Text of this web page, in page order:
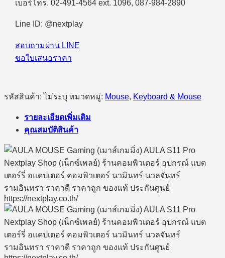
เบอร์โทร. 02-491-4564 ext. 1096, 087-984-2890
Line ID: @nextplay
สอบถามผ่าน LINE
ขอใบเสนอราคา
รหัสสินค้า:ไม่ระบุ หมวดหมู่: Mouse, Keyboard & Mouse
รายละเอียดเพิ่มเติม
คุณสมบัติสินค้า